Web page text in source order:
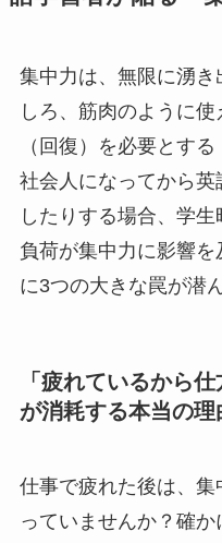
集中力は、無限に湧
しろ、筋肉のように
（回復）を必要とす
社会人になってから
したりする場合、学
負荷が集中力に影響
に3つの大きな罠が潜
「疲れているから
が消耗する本当の理
仕事で疲れた後は、
っていませんか？確